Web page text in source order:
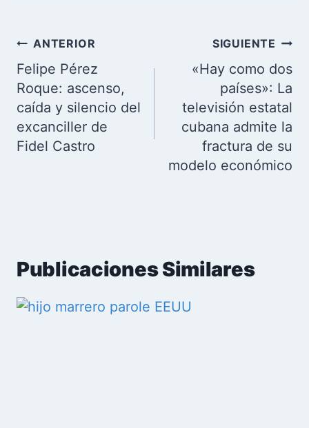
Navegación
de
entradas
ANTERIOR
Felipe Pérez
Roque: ascenso,
caída y silencio del
excanciller de
Fidel Castro
SIGUIENTE
«Hay como dos
países»: La
televisión estatal
cubana admite la
fractura de su
modelo económico
Publicaciones Similares